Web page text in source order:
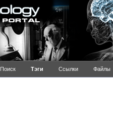
Поиск Тэги Ссылки Файлы